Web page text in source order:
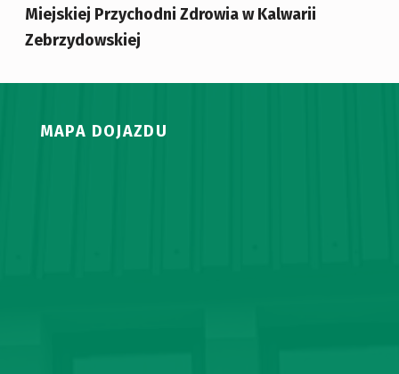
Miejskiej Przychodni Zdrowia w Kalwarii
Zebrzydowskiej
MAPA DOJAZDU